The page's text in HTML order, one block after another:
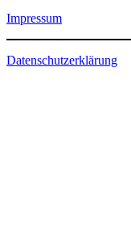
Impressum
Datenschutzerklärung